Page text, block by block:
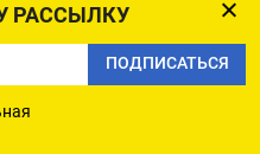
РАССЫЛКУ
ПОДПИСАТЬСЯ
– и звонившие
прощались.
в Йельский